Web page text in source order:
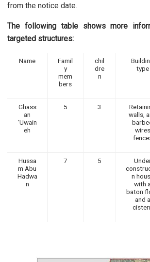
from the notice date.
The following table shows more
targeted structures:
Name
Famil
y
mem
bers
chil
dre
n
type
Ghass
an
‘Uwain
eh
5 3
walls,
wires
Hussa
m Abu
Hadwa
n
7 5
n
with a
baton
and a